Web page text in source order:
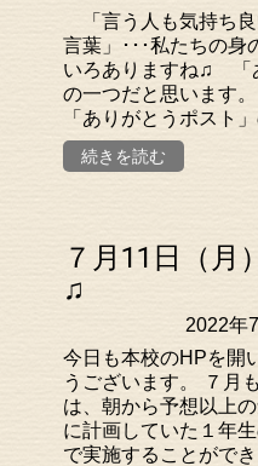
「言う人も気持ち
言葉」･･･私たちの身
いろありますね♫ 「
の一つだと思います
「ありがとうポスト
続きを読む
７月11日（月
♫
2022年
今日も本校のHPを開
うございます。 ７月
は、朝から予想以上
に計画していた１年
で実施することがで